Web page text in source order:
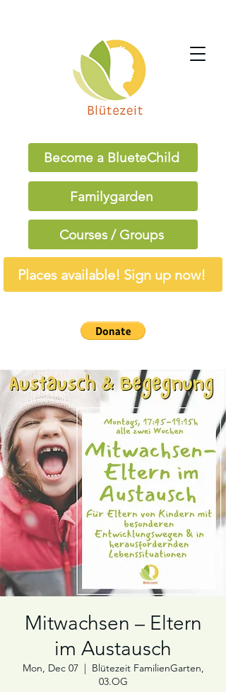
Become a BlueteChild
Familygarden
Courses / Groups
Places available! Sign up now!
Mitwachsen – Eltern
im Austausch
Mon, Dec 07
  |
Blütezeit FamilienGarten,
03.OG